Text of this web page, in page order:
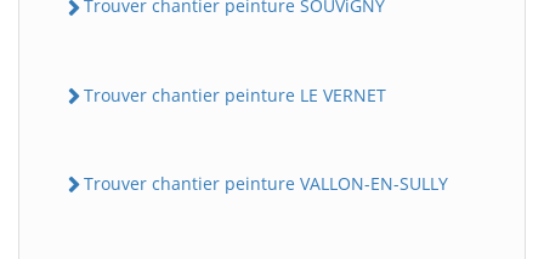
Trouver chantier peinture SOUViGNY
Trouver chantier peinture LE VERNET
Trouver chantier peinture VALLON-EN-SULLY